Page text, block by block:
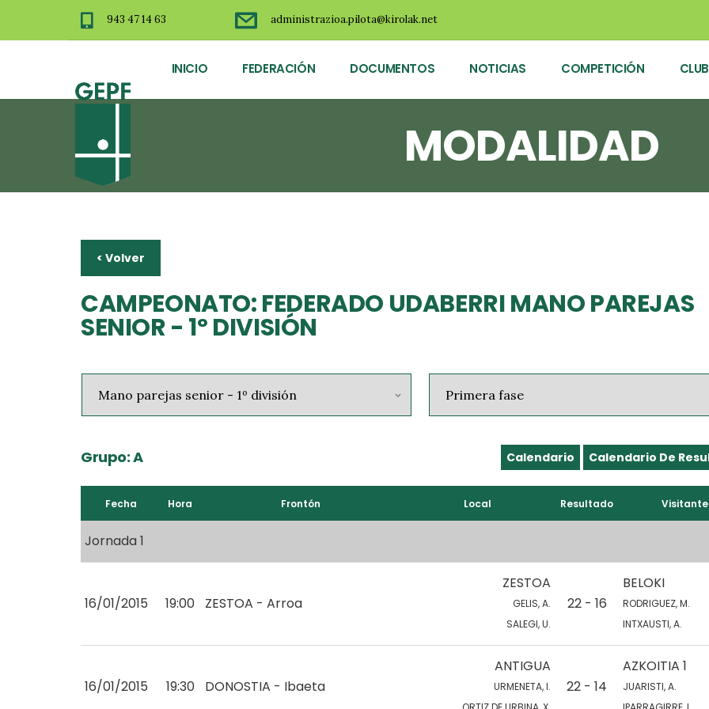
943 47 14 63 administrazioa.pilota@kirolak.net
INICIO FEDERACIÓN DOCUMENTOS NOTICIAS COMPETICIÓN
MODALIDAD
< Volver
CAMPEONATO: FEDERADO UDABERRI MANO PAREJAS
SENIOR - 1º DIVISIÓN
Grupo: A Calendario Calendario De
Fecha Hora Frontón Local Resultado Visitante
Jornada 1
16/01/2015 19:00 ZESTOA - Arroa
ZESTOA
GELIS, A.
SALEGI, U.
22 - 16
BELOKI
RODRIGUEZ, M.
INTXAUSTI, A.
16/01/2015 19:30 DONOSTIA - Ibaeta
ANTIGUA
URMENETA, I.
22 - 14
AZKOITIA 1
JUARISTI, A.